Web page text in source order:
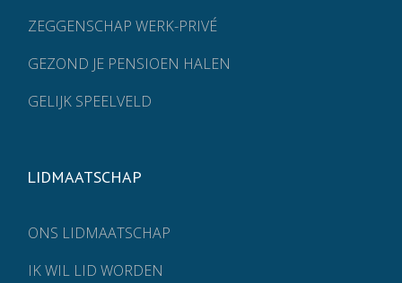
ZEGGENSCHAP WERK-PRIVÉ
GEZOND JE PENSIOEN HALEN
GELIJK SPEELVELD
LIDMAATSCHAP
ONS LIDMAATSCHAP
IK WIL LID WORDEN